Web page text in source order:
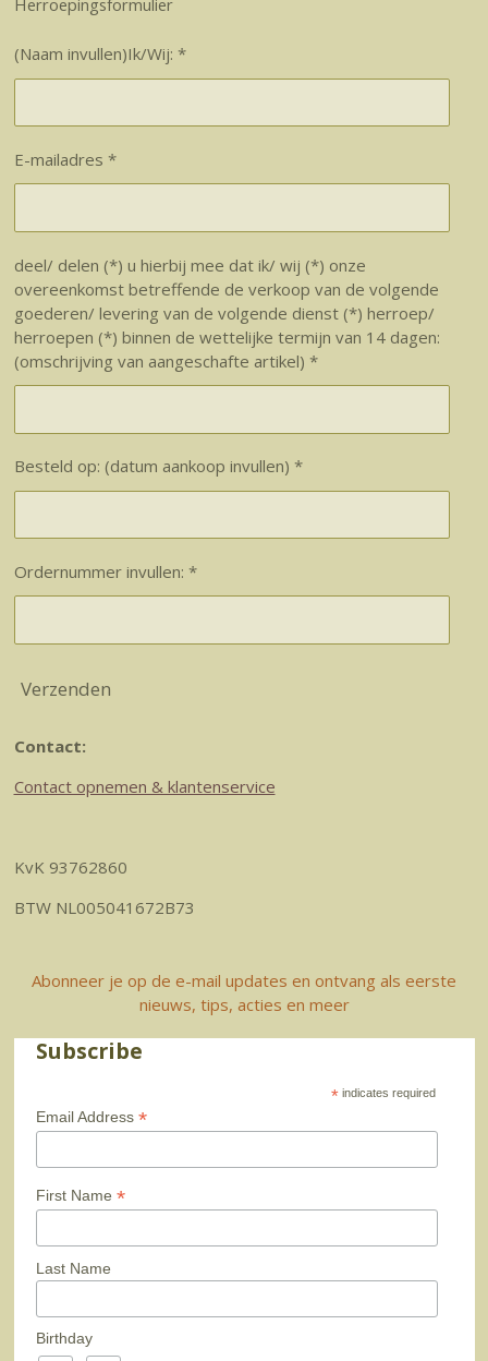
(Naam invullen)Ik/Wij: *
E-mailadres *
deel/ delen (*) u hierbij mee dat ik/ wij (*) onze
overeenkomst betreffende de verkoop van de volgende
goederen/ levering van de volgende dienst (*) herroep/
herroepen (*) binnen de wettelijke termijn van 14 dagen:
(omschrijving van aangeschafte artikel) *
Besteld op: (datum aankoop invullen) *
Ordernummer invullen: *
Verzenden
Contact:
Contact opnemen & klantenservice
KvK 93762860
BTW NL005041672B73
Abonneer je op de e-mail updates en ontvang als eerste
nieuws, tips, acties en meer
Subscribe
* indicates required
Email Address *
First Name *
Last Name
Birthday